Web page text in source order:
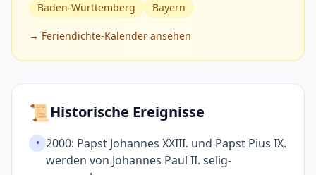
Baden-Württemberg Bayern
→ Feriendichte-Kalender ansehen
📜Historische Ereignisse
• 2000: Papst Johannes XXIII. und Papst Pius IX.
werden von Johannes Paul II. selig­